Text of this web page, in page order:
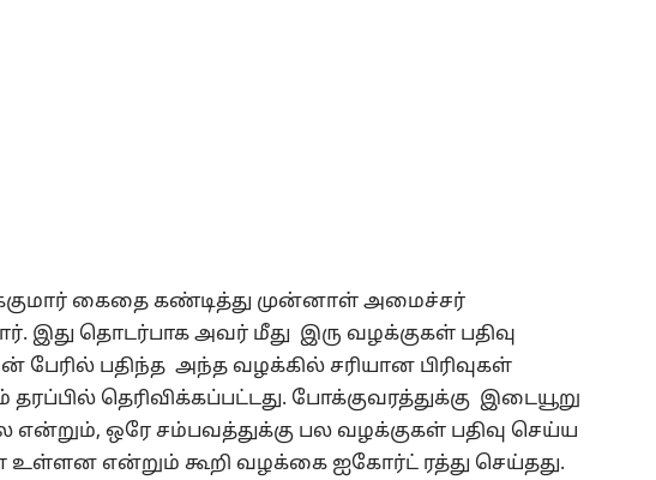
கைதை கண்டித்து முன்னாள் அமைச்சர்
இது தொடர்பாக அவர் மீது இரு வழக்குகள் பதிவு
பேரில் பதிந்த அந்த வழக்கில் சரியான பிரிவுகள்
தெரிவிக்கப்பட்டது. போக்குவரத்துக்கு இடையூறு
என்றும், ஒரே சம்பவத்துக்கு பல வழக்குகள் பதிவு செய்ய
உள்ளன என்றும் கூறி வழக்கை ஐகோர்ட் ரத்து செய்தது.